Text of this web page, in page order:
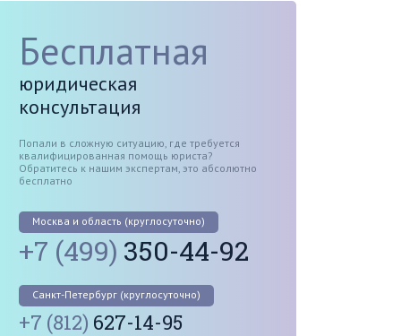
Бесплатная
юридическая
консультация
Попали в сложную ситуацию, где требуется
квалифицированная помощь юриста?
Обратитесь к нашим экспертам, это абсолютно
бесплатно
Москва и область (круглосуточно)
+7 (499) 350-44-92
Санкт-Петербург (круглосуточно)
+7 (812) 627-14-95